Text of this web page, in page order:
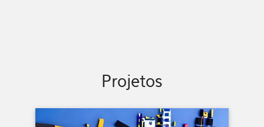
Projetos
Previous Next